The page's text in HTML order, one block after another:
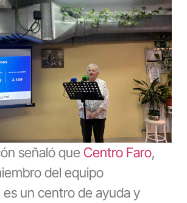
señaló que Centro Faro,
del equipo
un centro de ayuda y